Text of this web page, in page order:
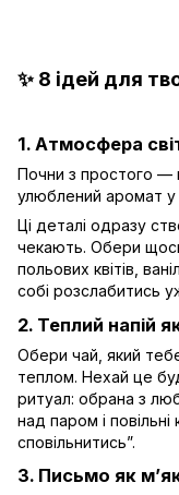
✨8 ідей для
1. Атмосфера
Почни з простого —
улюблений аромат у
Ці деталі одразу
чекають. Обери
польових квітів,
собі розслабитись
2. Теплий напій
Обери чай, який
теплом. Нехай це
ритуал: обрана з
над паром і
сповільнитись”.
3. Письмо як